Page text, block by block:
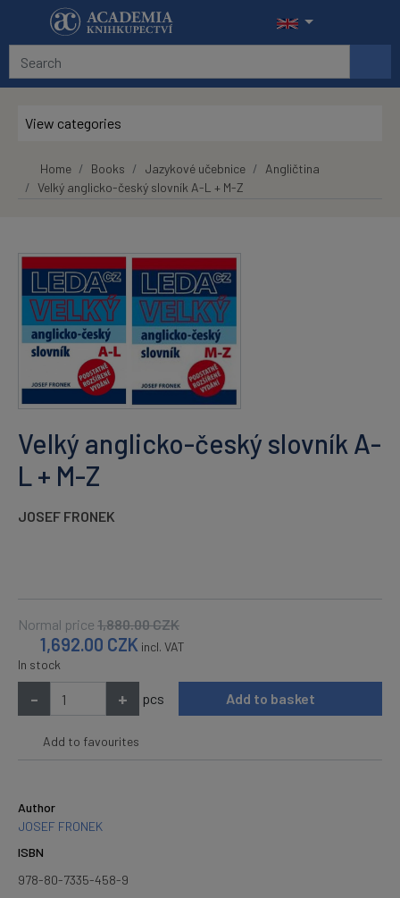
Skip to main content
View categories
Home Books Jazykové učebnice
Angličtina
Velký anglicko-český slovník A-L + M-Z
Velký anglicko-český slovník A-
L + M-Z
JOSEF FRONEK
Normal price 1,880.00CZK
1,692.00 CZK incl. VAT
In stock
- + pcs Add to basket
Add to favourites
Author
JOSEF FRONEK
ISBN
978-80-7335-458-9